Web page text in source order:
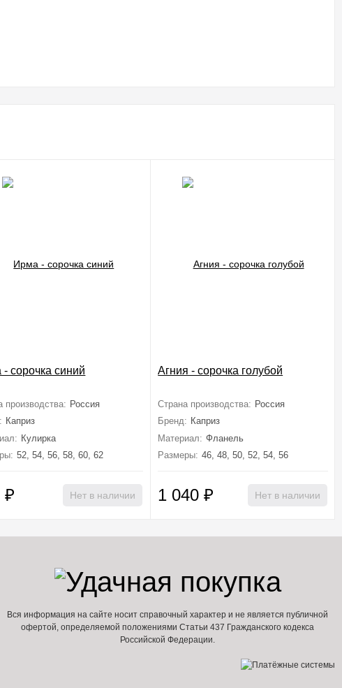
сорочка синий
производства: Россия
Каприз
Кулирка
52, 54, 56, 58, 60, 62
₽ Нет в наличии
Агния - сорочка голубой
Страна производства: Россия
Бренд: Каприз
Материал: Фланель
Размеры: 46, 48, 50, 52, 54, 56
1 040₽ Нет в наличии
Вся информация на сайте носит справочный характер и не является публичной
офертой, определяемой положениями Статьи 437 Гражданского кодекса
Российской Федерации.